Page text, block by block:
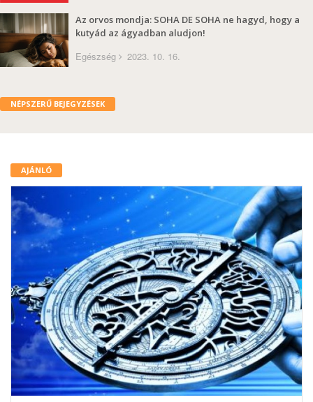
Az orvos mondja: SOHA DE SOHA ne hagyd, hogy a
kutyád az ágyadban aludjon!
Egészség 2023. 10. 16.
NÉPSZERŰ BEJEGYZÉSEK
AJÁNLÓ